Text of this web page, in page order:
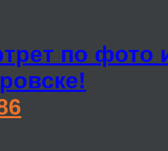
по фото